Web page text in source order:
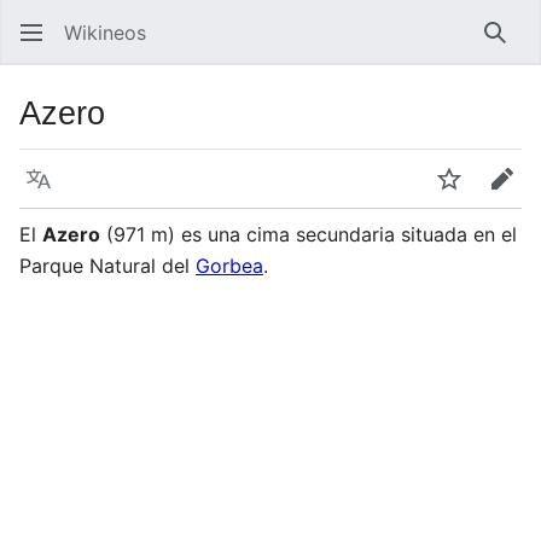
Wikineos
Azero
Idioma Vigilar
El Azero (971 m) es una cima secundaria situada en el
Parque Natural del Gorbea.